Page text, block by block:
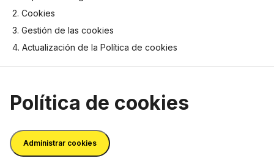
2. Cookies
3. Gestión de las cookies
4. Actualización de la Política de cookies
Política de cookies
Administrar cookies